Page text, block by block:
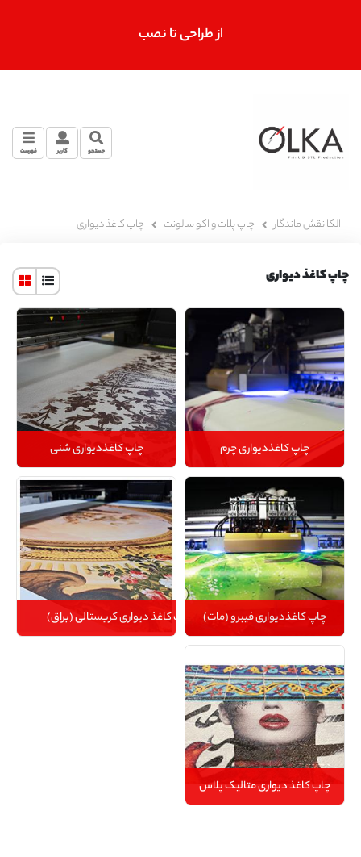
از طراحی تا نصب
جستجو کاربر فهرست
الکا نقش ماندگار چاپ پلات و اکو سالونت چاپ کاغذ دیواری
چاپ کاغذ دیواری
چاپ کاغذدیواری چرم چاپ کاغذدیواری شنی
چاپ کاغذدیواری فیبرو (مات) چاپ کاغذ دیواری کریستالی (براق)
چاپ کاغذ دیواری متالیک پلاس